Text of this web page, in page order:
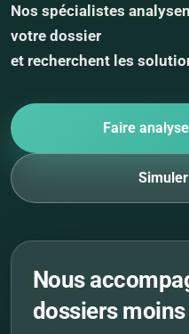
Nos spécialistes
votre dossier
et recherchent les
Faire
Nous
dossiers